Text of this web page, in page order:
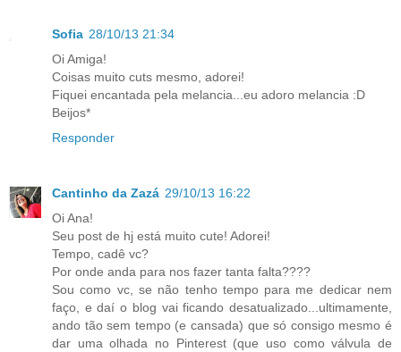
Sofia 28/10/13 21:34
Oi Amiga!
Coisas muito cuts mesmo, adorei!
Fiquei encantada pela melancia...eu adoro melancia :D
Beijos*
Responder
Cantinho da Zazá 29/10/13 16:22
Oi Ana!
Seu post de hj está muito cute! Adorei!
Tempo, cadê vc?
Por onde anda para nos fazer tanta falta????
Sou como vc, se não tenho tempo para me dedicar nem
faço, e daí o blog vai ficando desatualizado...ultimamente,
ando tão sem tempo (e cansada) que só consigo mesmo é
dar uma olhada no Pinterest (que uso como válvula de